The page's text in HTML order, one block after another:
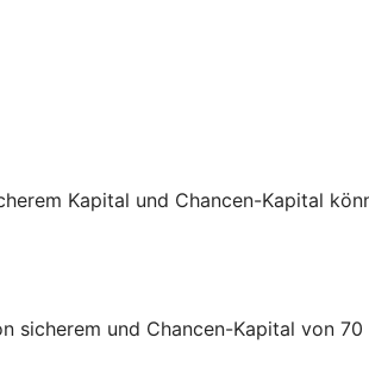
Kapital und Chancen-Kapital
sicherem und Chancen-Kapital von